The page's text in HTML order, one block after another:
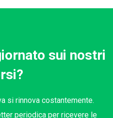
sui nostri
si rinnova costantemente.
periodica per ricevere le